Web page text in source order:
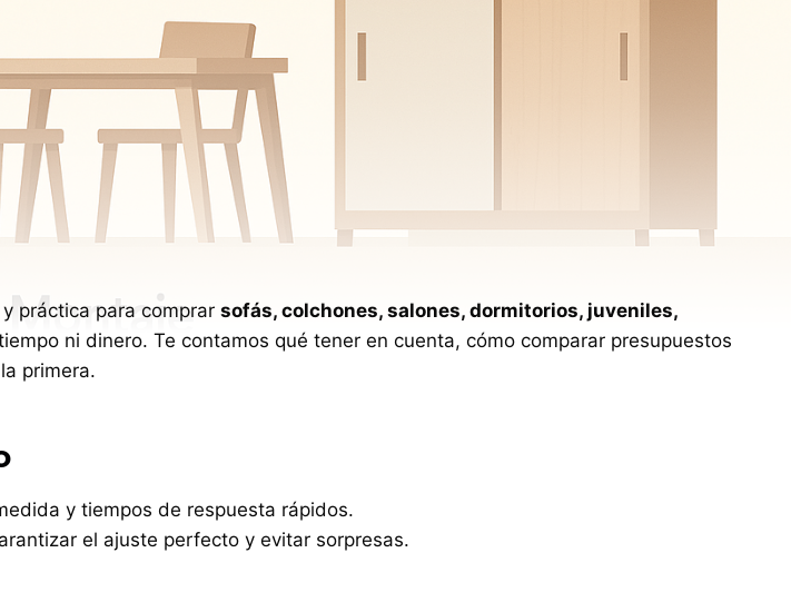
práctica para comprar sofás, colchones, salones, dormitorios, juveniles,
ni dinero. Te contamos qué tener en cuenta, cómo comparar presupuestos
primera.
y tiempos de respuesta rápidos.
el ajuste perfecto y evitar sorpresas.